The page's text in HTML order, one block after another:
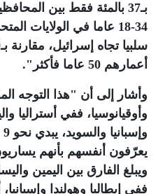
بـ37 بالمئة فقط بين
أعمارهم ‏‏50 عاما فأكثر". ‏
وأشار إلى أن "هذا التوجه
وأوقيانوسيا، ففي أستراليا
يعرّفون أنفسهم بأنهم
ففي إيطاليا وهولندا